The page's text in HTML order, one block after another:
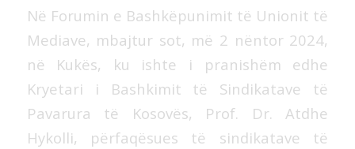
Në Forumin e Bashkëpunimit të Unionit të
Mediave, mbajtur sot, më 2 nëntor 2024,
në Kukës, ku ishte i pranishëm edhe
Kryetari i Bashkimit të Sindikatave të
Pavarura të Kosovës, Prof. Dr. Atdhe
Hykolli, përfaqësues të sindikatave të